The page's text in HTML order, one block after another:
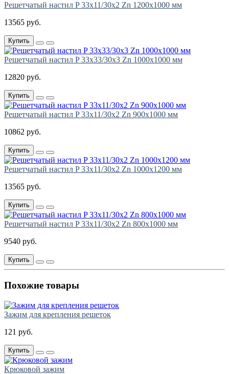
Решетчатый настил P 33х11/30х2 Zn 1200х1000 мм
13565 руб.
Купить
Решетчатый настил P 33х33/30х3 Zn 1000х1000 мм
12820 руб.
Купить
Решетчатый настил P 33х11/30х2 Zn 900х1000 мм
10862 руб.
Купить
Решетчатый настил P 33х11/30х2 Zn 1000х1200 мм
13565 руб.
Купить
Решетчатый настил P 33х11/30х2 Zn 800х1000 мм
9540 руб.
Купить
Похожие товары
Зажим для крепления решеток
121 руб.
Купить
Крюковой зажим